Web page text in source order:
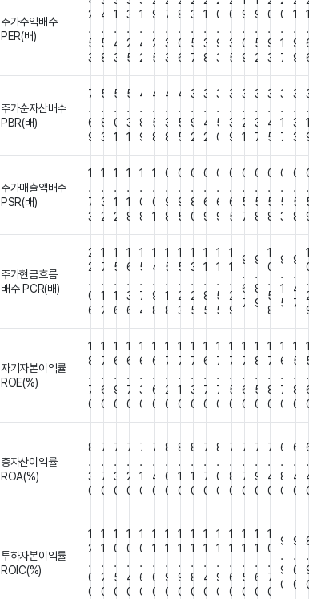
주가수익배수
PER(배)
2
.
5
3
4
.
5
8
1
.
4
3
3
.
2
5
1
.
4
2
9
.
2
5
7
.
3
3
8
.
0
6
3
.
5
7
1
.
3
8
0
.
9
3
0
.
3
5
9
.
0
9
9
.
5
2
0
.
9
3
0
.
1
7
1
.
9
9
1
.
6
6
주가순자산배수
PBR(배)
7
.
6
9
5
.
8
3
5
.
0
1
5
.
3
1
4
.
8
9
4
.
5
8
4
.
3
8
4
.
5
5
3
.
9
2
3
.
4
2
3
.
5
0
3
.
3
9
3
.
2
1
3
.
3
7
3
.
4
5
3
.
1
7
3
.
3
3
3
.
1
9
주가매출액배수
PSR(배)
1
.
7
3
1
.
3
2
1
.
1
2
1
.
1
8
1
.
0
8
1
.
0
1
0
.
9
8
0
.
9
5
0
.
8
0
0
.
6
9
0
.
6
9
0
.
6
5
0
.
5
7
0
.
5
8
0
.
5
8
0
.
5
3
0
.
5
8
0
.
5
9
주가현금흐름
배수 PCR(배)
2
2
.
0
6
1
7
.
1
2
1
5
.
1
6
1
6
.
3
6
1
5
.
7
4
1
4
.
9
8
1
5
.
1
8
1
5
.
2
3
1
3
.
2
5
1
1
.
8
5
1
1
.
5
5
1
1
.
2
9
9
.
6
7
9
.
8
9
1
0
.
5
8
9
.
1
5
9
.
4
7
1
0
.
2
9
자기자본이익률
ROE(%)
1
8
.
7
0
1
7
.
6
0
1
6
.
9
0
1
6
.
7
0
1
6
.
3
0
1
6
.
6
0
1
7
.
2
0
1
7
.
1
0
1
7
.
3
0
1
6
.
7
0
1
7
.
7
0
1
7
.
5
0
1
7
.
6
0
1
8
.
5
0
1
7
.
8
0
1
6
.
7
0
1
5
.
8
0
1
5
.
6
0
총자산이익률
ROA(%)
8
.
3
0
7
.
7
0
7
.
3
0
7
.
2
0
7
.
1
0
7
.
4
0
8
.
0
0
8
.
1
0
8
.
1
0
7
.
7
0
8
.
0
0
7
.
8
0
7
.
7
0
7
.
9
0
7
.
4
0
6
.
8
0
6
.
4
0
6
.
4
0
투하자본이익률
ROIC(%)
1
2
.
0
0
1
1
.
2
0
1
0
.
5
0
1
0
.
4
0
1
0
.
6
0
1
1
.
0
0
1
1
.
9
0
1
1
.
9
0
1
1
.
8
0
1
1
.
4
0
1
1
.
9
0
1
1
.
6
0
1
1
.
5
0
1
1
.
6
0
1
0
.
7
0
9
.
9
0
9
.
0
0
8
.
9
0